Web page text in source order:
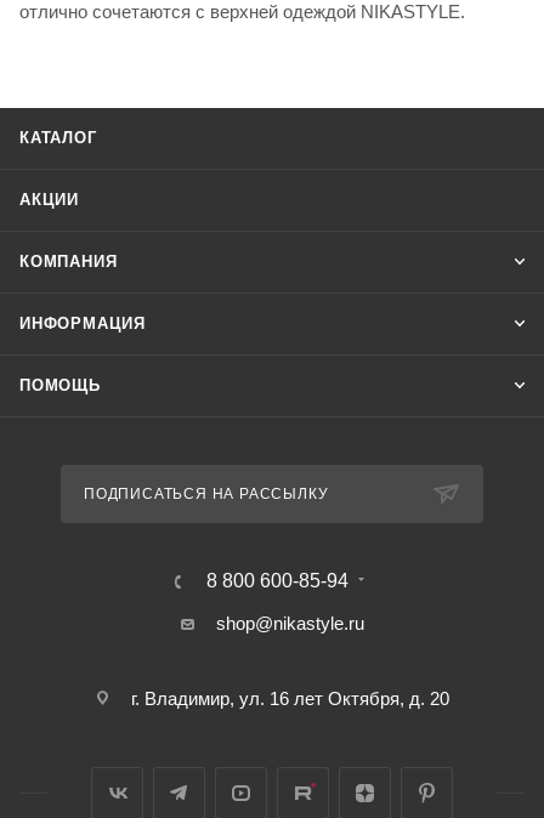
отлично сочетаются с верхней одеждой NIKASTYLE.
КАТАЛОГ
АКЦИИ
КОМПАНИЯ
ИНФОРМАЦИЯ
ПОМОЩЬ
ПОДПИСАТЬСЯ НА РАССЫЛКУ
8 800 600-85-94
shop@nikastyle.ru
г. Владимир, ул. 16 лет Октября, д. 20